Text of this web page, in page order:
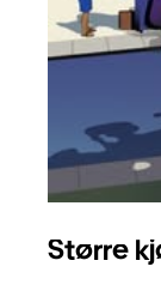
Større